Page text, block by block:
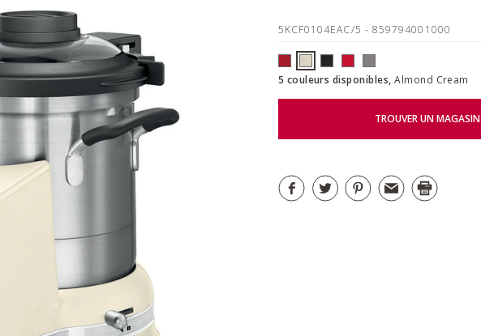
5KCF0104EAC/5 - 859794001000
5 couleurs disponibles,Almond Cream
TROUVER UN MAGASIN